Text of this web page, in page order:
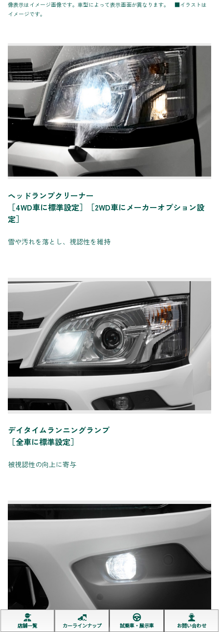
像表示はイメージ画像です。車型によって表示画面が異なります。 ■イラストは
イメージです。
ヘッドランプクリーナー
［4WD車に標準設定］［2WD車にメーカーオプション設
定］
雪や汚れを落とし、視認性を維持
デイタイムランニングランプ
［全車に標準設定］
被視認性の向上に寄与
店舗一覧 カーラインナップ 試乗車・展示車 お問い合わせ